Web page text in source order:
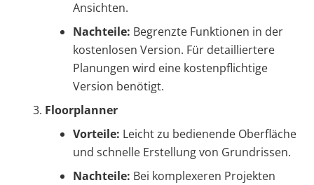
Ansichten.
Nachteile: Begrenzte Funktionen in der
kostenlosen Version. Für detailliertere
Planungen wird eine kostenpflichtige
Version benötigt.
Floorplanner
Vorteile: Leicht zu bedienende Oberfläche
und schnelle Erstellung von Grundrissen.
Nachteile: Bei komplexeren Projekten